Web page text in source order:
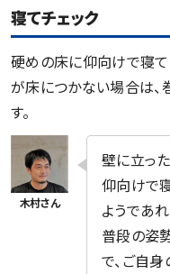
寝てチェック
硬めの床に仰向けで寝て
が床につかない場合は、
す。
壁に立っ
仰向けで
ようであ
普段の姿
で、ご自